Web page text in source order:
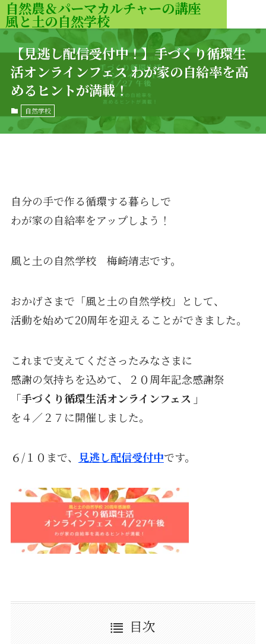
自然農＆パーマカルチャーの講座
風と土の自然学校
【見逃し配信受付中！】手づくり循環生
活オンラインフェス わが家の自給率を高
めるヒントが満載！
自然学校
自分の手で作る循環する暮らしで
わが家の自給率をアップしよう！
風と土の自然学校 梅崎靖志です。
おかげさまで「風と土の自然学校」として、
活動を始めて20周年を迎えることができました。
これまで支えてくださったみなさまに
感謝の気持ちを込めて、２０周年記念感謝祭
「手づくり循環生活オンラインフェス 」
を４／２７に開催しました。
６/１０まで、 見逃し配信受付中です。
目次